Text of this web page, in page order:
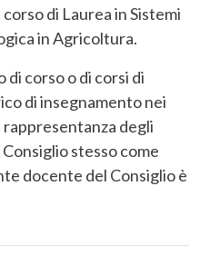
di Laurea in Sistemi
in Agricoltura.
di corso o di corsi di
di insegnamento nei
degli
stesso come
docente del Consiglio è